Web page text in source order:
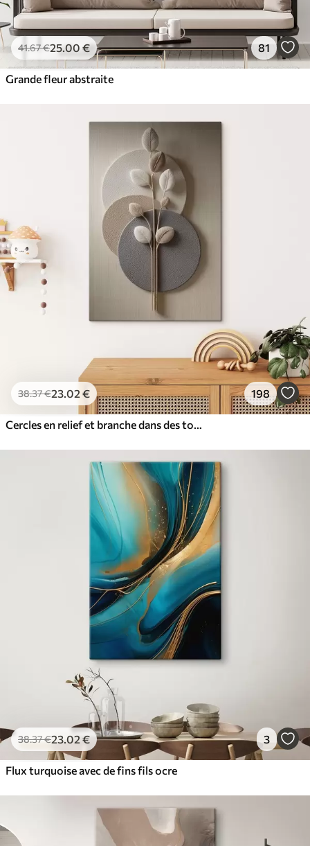
41.67€25.00 € 81
Grande fleur abstraite
38.37€23.02 € 198
Cercles en relief et branche dans des tons neutres chauds
38.37€23.02€ 3
Flux turquoise avec de fins fils ocre